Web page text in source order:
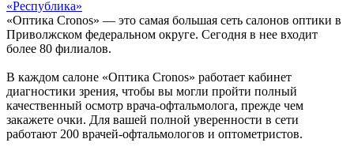
«Оптика Cronos» — это самая большая сеть салонов оптики в
Приволжском федеральном округе. Сегодня в нее входит
более 80 филиалов.
В каждом салоне «Оптика Cronos» работает кабинет
диагностики зрения, чтобы вы могли пройти полный
качественный осмотр врача-офтальмолога, прежде чем
закажете очки. Для вашей полной уверенности в сети
работают 200 врачей-офтальмологов и оптометристов.